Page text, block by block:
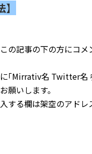
の記事の下の方にコメ
｢Mirrativ名 Twitter名
願いします。
する欄は架空のアドレ